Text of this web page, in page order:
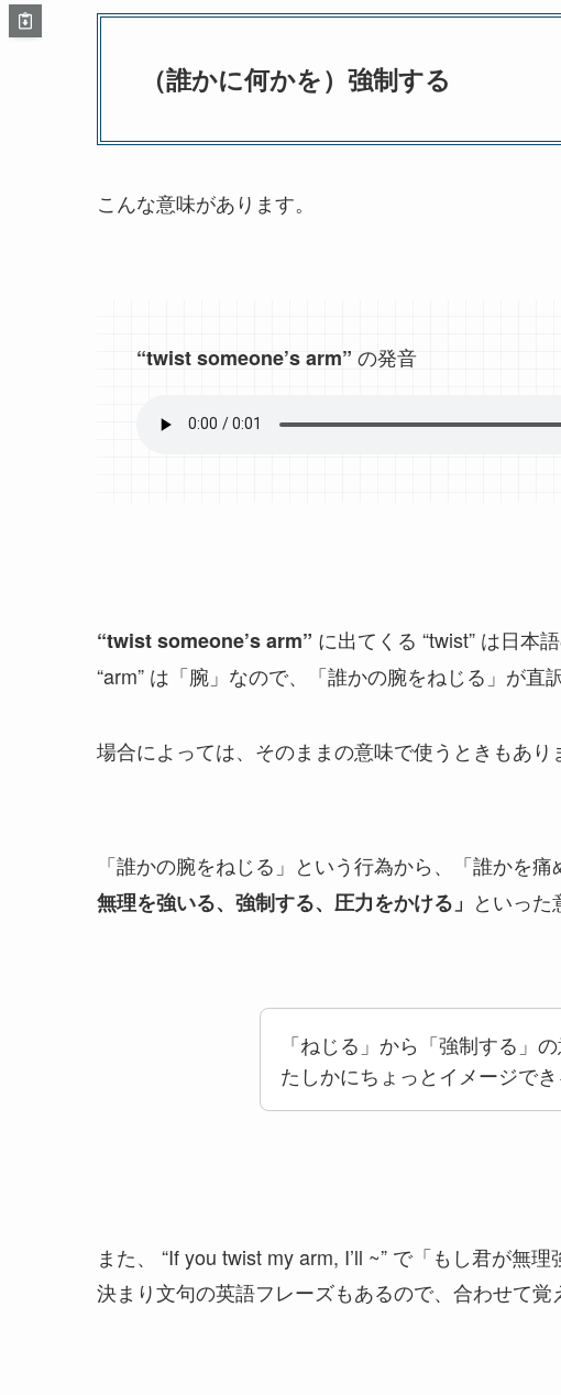
（誰かに何かを）強制する
こんな意味があります。
“twist someone’s arm” の発音
“twist someone’s arm” に出てくる “twist” は日本
“arm” は「腕」なので、「誰かの腕をねじる」が直
場合によっては、そのままの意味で使うときもあり
「誰かの腕をねじる」という行為から、「誰かを
無理を強いる、強制する、圧力をかける」 といった
「ねじる」から「強制する」
たしかにちょっとイメージでき
また、 “If you twist my arm, I’ll ~” で「もし君が無
決まり文句の英語フレーズもあるので、合わせて覚